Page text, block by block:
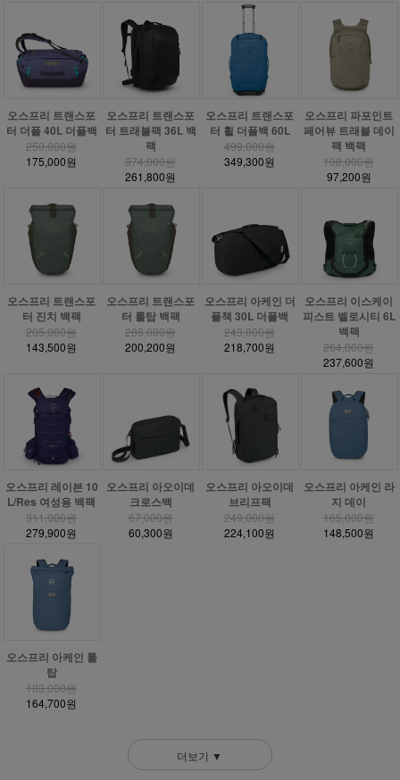
오스프리 트랜스포
터 더플 40L 더플백
250,000원
175,000원
오스프리 트랜스포
터 트래블팩 36L 백
팩
374,000원
261,800원
오스프리 트랜스포
터 휠 더플백 60L
499,000원
349,300원
오스프리 파포인트
페어뷰 트래블 데이
팩 백팩
108,000원
97,200원
오스프리 트랜스포
터 진치 백팩
205,000원
143,500원
오스프리 트랜스포
터 롤탑 백팩
286,000원
200,200원
오스프리 아케인 더
플책 30L 더플백
243,000원
218,700원
오스프리 이스케이
피스트 벨로시티 6L
백팩
264,000원
237,600원
오스프리 레이븐 10
L/Res 여성용 백팩
311,000원
279,900원
오스프리 아오이데
크로스백
67,000원
60,300원
오스프리 아오이데
브리프팩
249,000원
224,100원
오스프리 아케인 라
지 데이
165,000원
148,500원
오스프리 아케인 롤
탑
183,000원
164,700원
더보기 ▼